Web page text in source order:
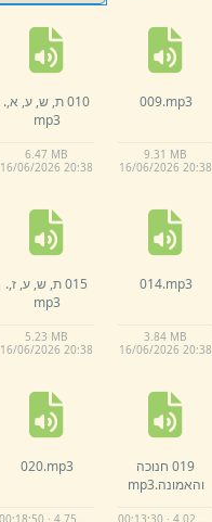
009.mp3
9.31 MB
16/06/2026 20:38
010 ת, ש, ע, א,.
mp3
6.47 MB
16/06/2026 20:38
014.mp3
3.84 MB
16/06/2026 20:38
015 ת, ש, ע, ז,.
mp3
5.23 MB
16/06/2026 20:38
019 חנוכה
והאמונה.mp3
020.mp3